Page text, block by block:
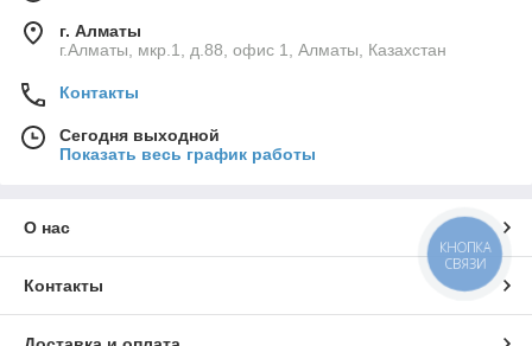
г. Алматы
г.Алматы, мкр.1, д.88, офис 1, Алматы, Казахстан
Контакты
Сегодня выходной
Показать весь график работы
О нас
Контакты
КНОПКА
СВЯЗИ